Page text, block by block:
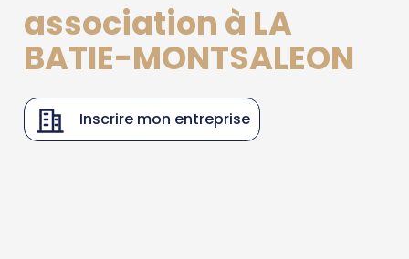
association à LA
BATIE-MONTSALEON
Inscrire mon entreprise